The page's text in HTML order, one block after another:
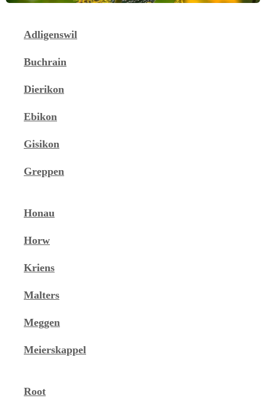
Adligenswil
Buchrain
Dierikon
Ebikon
Gisikon
Greppen
Honau
Horw
Kriens
Malters
Meggen
Meierskappel
Root